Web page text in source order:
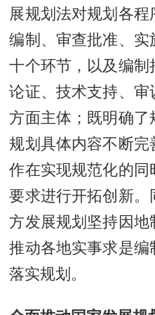
展规划法对规划各
编制、审查批准、
十个环节，以及编
论证、技术支持、
方面主体；既明确
规划具体内容不断
作在实现规范化的
要求进行开拓创新
方发展规划坚持因地
推动各地实事求是
落实规划。